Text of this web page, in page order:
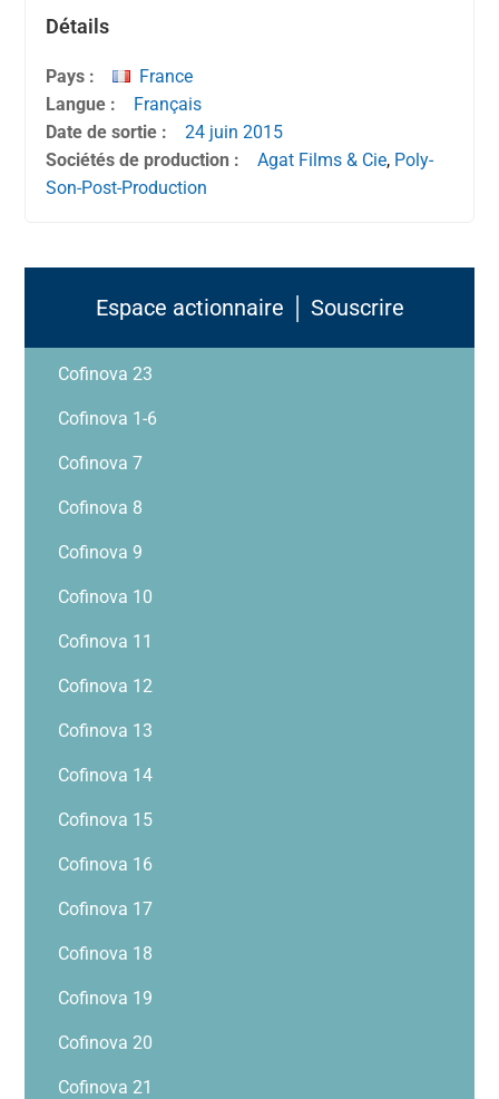
Détails
Pays :
France
Langue :
Français
Date de sortie :
24 juin 2015
Sociétés de production :
Agat Films & Cie, Poly-
Son-Post-Production
Espace actionnaire │ Souscrire
Cofinova 23
Cofinova 1-6
Cofinova 7
Cofinova 8
Cofinova 9
Cofinova 10
Cofinova 11
Cofinova 12
Cofinova 13
Cofinova 14
Cofinova 15
Cofinova 16
Cofinova 17
Cofinova 18
Cofinova 19
Cofinova 20
Cofinova 21